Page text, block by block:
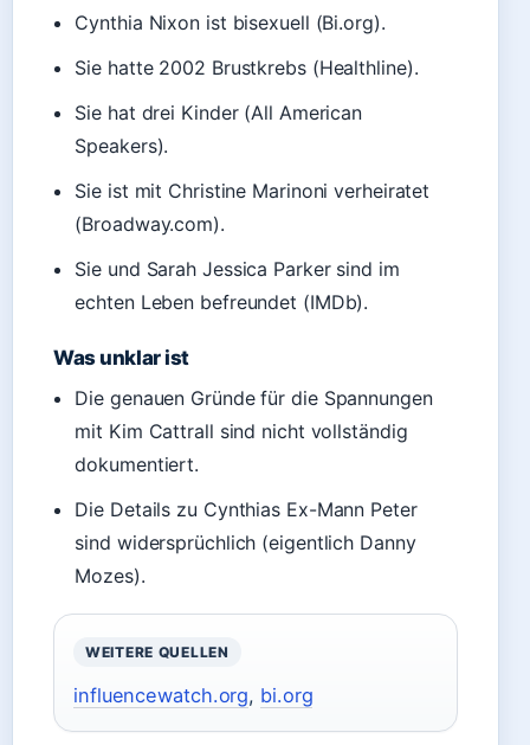
Cynthia Nixon ist bisexuell (Bi.org).
Sie hatte 2002 Brustkrebs (Healthline).
Sie hat drei Kinder (All American
Speakers).
Sie ist mit Christine Marinoni verheiratet
(Broadway.com).
Sie und Sarah Jessica Parker sind im
echten Leben befreundet (IMDb).
Was unklar ist
Die genauen Gründe für die Spannungen
mit Kim Cattrall sind nicht vollständig
dokumentiert.
Die Details zu Cynthias Ex-Mann Peter
sind widersprüchlich (eigentlich Danny
Mozes).
WEITERE QUELLEN
influencewatch.org, bi.org